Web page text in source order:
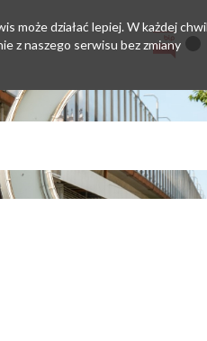
może działać lepiej. W każdej
z naszego serwisu bez zmiany